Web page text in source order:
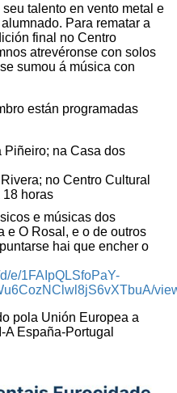
talento en vento metal e
Para rematar a
final no Centro
atrevéronse con solos
sumou á música con
están programadas
Piñeiro; na Casa dos
no Centro Cultural
18 horas
e músicas dos
e O Rosal, e o de outros
hai que encher o
e/1FAIpQLSfoPaY-
pola Unión Europea a
A España-Portugal